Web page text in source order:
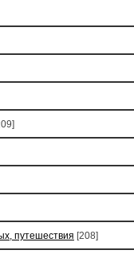
путешествия [208]